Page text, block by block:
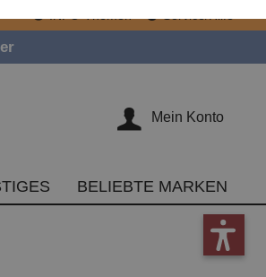
Mein Konto
BELIEBTE MARKEN